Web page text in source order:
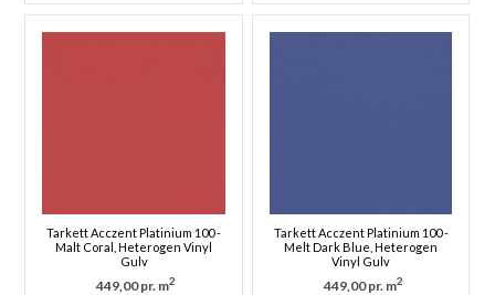
Tarkett Acczent Platinium 100 -
Malt Coral, Heterogen Vinyl
Gulv
449,00 pr. m2
Tarkett Acczent Platinium 100 -
Melt Dark Blue, Heterogen
Vinyl Gulv
449,00 pr. m2